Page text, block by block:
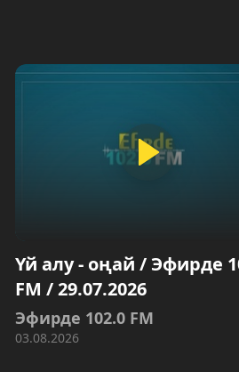
Үй алу - оңай / Эфирде
FM / 29.07.2026
Эфирде 102.0 FM
03.08.2026